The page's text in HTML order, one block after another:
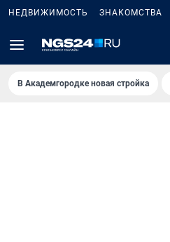
НЕДВИЖИМОСТЬ ЗНАКОМСТВА
В Академгородке новая стройка